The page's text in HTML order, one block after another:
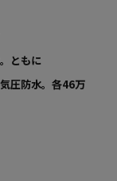
ともに
圧防水。各46万